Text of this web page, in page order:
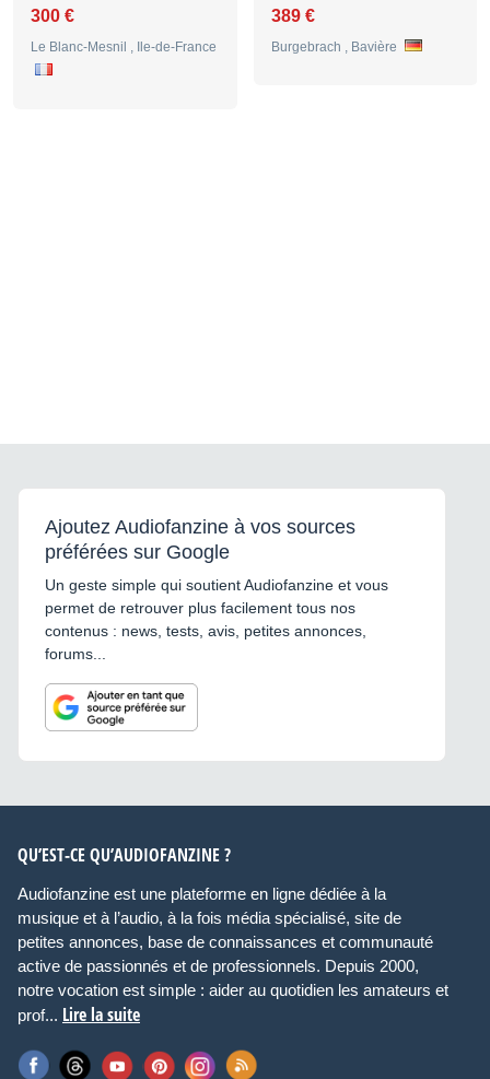
300 €
Le Blanc-Mesnil , Ile-de-France
389 €
Burgebrach , Bavière
Ajoutez Audiofanzine à vos sources
préférées sur Google
Un geste simple qui soutient Audiofanzine et vous
permet de retrouver plus facilement tous nos
contenus : news, tests, avis, petites annonces,
forums...
QU’EST-CE QU’AUDIOFANZINE ?
Audiofanzine est une plateforme en ligne dédiée à la
musique et à l’audio, à la fois média spécialisé, site de
petites annonces, base de connaissances et communauté
active de passionnés et de professionnels. Depuis 2000,
notre vocation est simple : aider au quotidien les amateurs et
prof... Lire la suite